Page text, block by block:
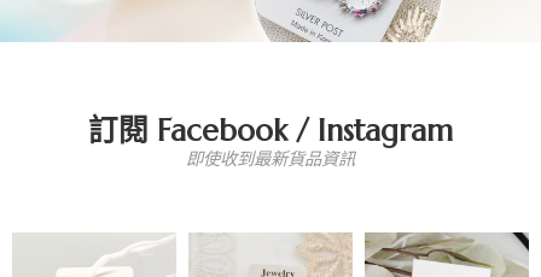
訂閱 Facebook / Instagram
即使收到最新貨品資訊